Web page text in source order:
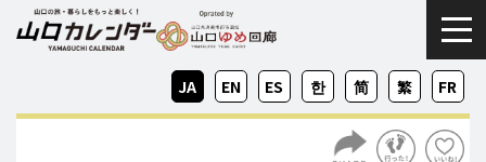
ZH-
CN
ZH-
TW
EN FR
JA KO
ES